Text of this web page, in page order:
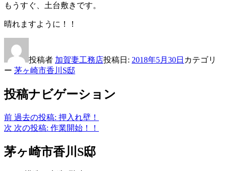
もうすぐ、土台敷きです。
晴れますように！！
投稿者 加賀妻工務店投稿日: 2018年5月30日 カテゴリ
ー 茅ヶ崎市香川S邸
投稿ナビゲーション
前 過去の投稿: 押入れ壁！
次 次の投稿: 作業開始！！
茅ヶ崎市香川S邸